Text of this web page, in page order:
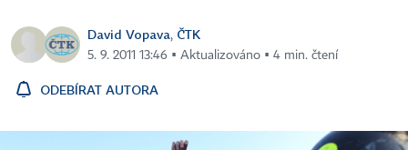
David Vopava, ČTK
5. 9. 2011 13:46 ▪ Aktualizováno ▪ 4 min. čtení
ODEBÍRAT AUTORA